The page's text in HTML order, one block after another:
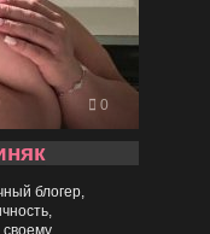
0
блогер,